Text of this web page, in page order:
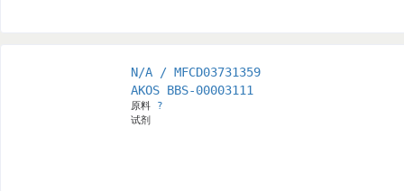
N/A / MFCD03731359
AKOS BBS-00003111
原料 ?
试剂